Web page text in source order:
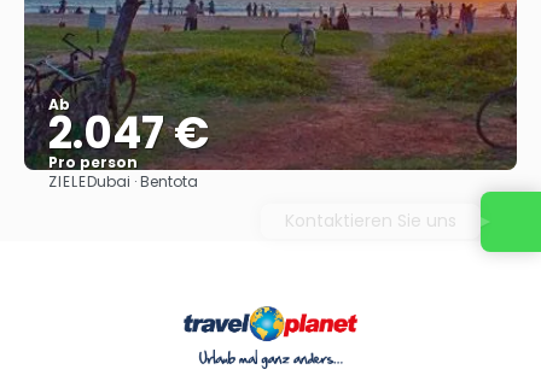
Ab
2.047 €
Pro person
ZIELEDubai · Bentota
Kontaktieren Sie uns